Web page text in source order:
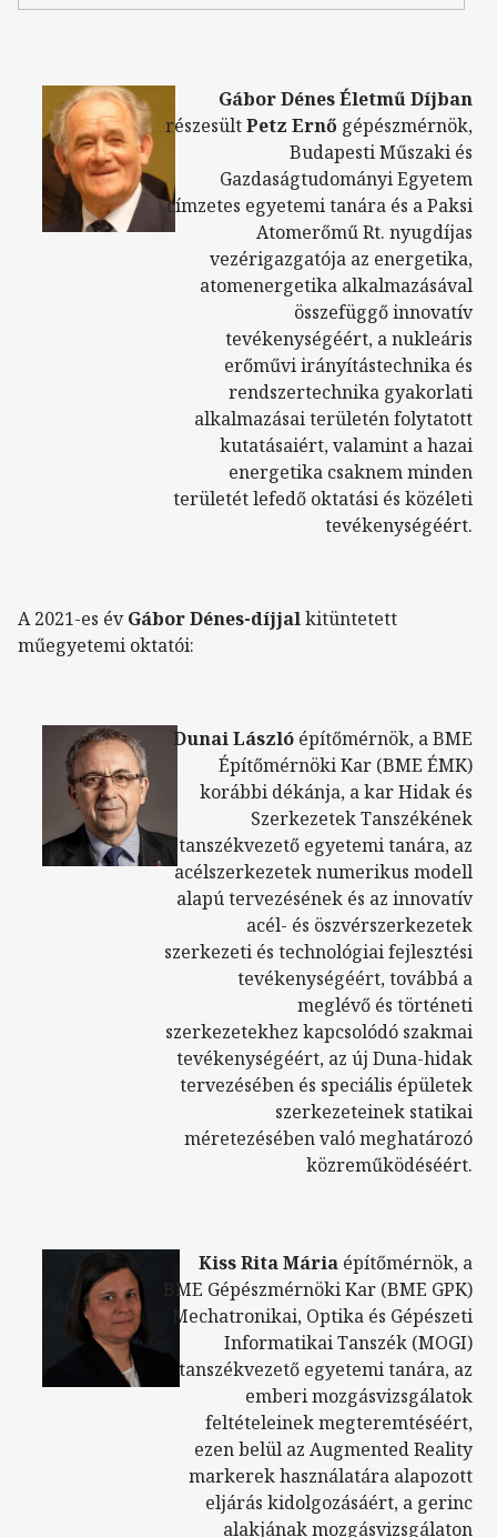
Gábor Dénes Életmű Díjban
részesültPetz Ernő gépészmérnök,
Budapesti Műszaki és
Gazdaságtudományi Egyetem
címzetes egyetemi tanára és a Paksi
Atomerőmű Rt. nyugdíjas
vezérigazgatója az energetika,
atomenergetika alkalmazásával
összefüggő innovatív
tevékenységéért, a nukleáris
erőművi irányítástechnika és
rendszertechnika gyakorlati
alkalmazásai területén folytatott
kutatásaiért, valamint a hazai
energetika csaknem minden
területét lefedő oktatási és közéleti
tevékenységéért.
A 2021-es évGábor Dénes-díjjalkitüntetett
műegyetemi oktatói:
Dunai Lászlóépítőmérnök, a BME
Építőmérnöki Kar (BME ÉMK)
korábbi dékánja, a kar Hidak és
Szerkezetek Tanszékének
tanszékvezető egyetemi tanára, az
acélszerkezetek numerikus modell
alapú tervezésének és az innovatív
acél- és öszvérszerkezetek
szerkezeti és technológiai fejlesztési
tevékenységéért, továbbá a
meglévő és történeti
szerkezetekhez kapcsolódó szakmai
tevékenységéért, az új Duna-hidak
tervezésében és speciális épületek
szerkezeteinek statikai
méretezésében való meghatározó
közreműködéséért.
Kiss Rita Máriaépítőmérnök, a
BME Gépészmérnöki Kar (BME GPK)
Mechatronikai, Optika és Gépészeti
Informatikai Tanszék (MOGI)
tanszékvezető egyetemi tanára, az
emberi mozgásvizsgálatok
feltételeinek megteremtéséért,
ezen belül az Augmented Reality
markerek használatára alapozott
eljárás kidolgozásáért, a gerinc
alakjának mozgásvizsgálaton